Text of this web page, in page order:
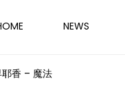
NEWS
香 – 魔法